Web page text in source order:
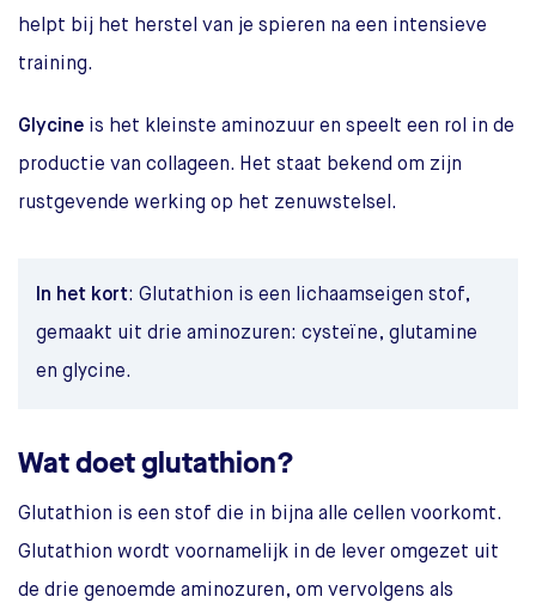
helpt bij het herstel van je spieren na een intensieve
training.
Glycine is het kleinste aminozuur en speelt een rol in de
productie van collageen. Het staat bekend om zijn
rustgevende werking op het zenuwstelsel.
In het kort: Glutathion is een lichaamseigen stof,
gemaakt uit drie aminozuren: cysteïne, glutamine
en glycine.
Wat doet glutathion?
Glutathion is een stof die in bijna alle cellen voorkomt.
Glutathion wordt voornamelijk in de lever omgezet uit
de drie genoemde aminozuren, om vervolgens als